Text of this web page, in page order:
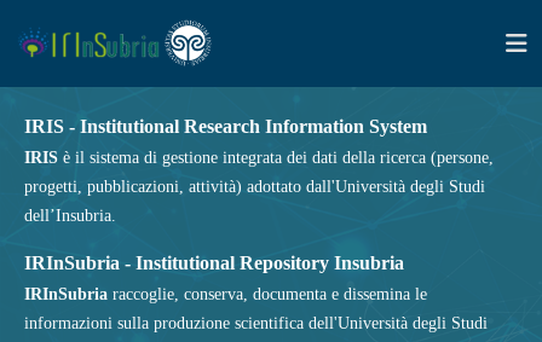
IRIS - Institutional Research Information System
IRIS è il sistema di gestione integrata dei dati della ricerca (persone,
progetti, pubblicazioni, attività) adottato dall'Università degli Studi
dell’Insubria.
IRInSubria - Institutional Repository Insubria
IRInSubria raccoglie, conserva, documenta e dissemina le
informazioni sulla produzione scientifica dell'Università degli Studi